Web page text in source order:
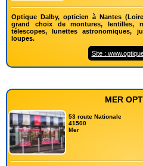
Optique Dalby, opticien à Nantes
grand choix de montures, lentilles,
télescopes, lunettes astronomiques,
loupes.
Site :
MER
53 route Nationale
41500
Mer